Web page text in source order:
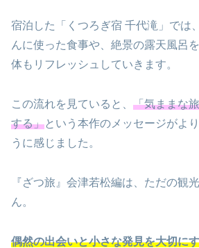
宿泊した「くつろぎ宿 千代滝」では
んに使った食事や、絶景の露天風呂
体もリフレッシュしていきます。
この流れを見ていると、 「気ままな
する」という本作のメッセージがよ
うに感じました。
『ざつ旅』会津若松編は、ただの観
ん。
偶然の出会いと小さな発見を大切に